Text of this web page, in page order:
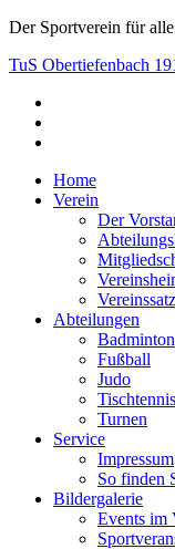
Skip
content
Der Sportverein für alle
TuS Obertiefenbach
Der Sportverein für alle
Home
Verein
Der
Abteilungen
Badminton
Fußball
Judo
Tischtennis
Turnen
Service
Impressum
So finden
Bildergalerie
Events im